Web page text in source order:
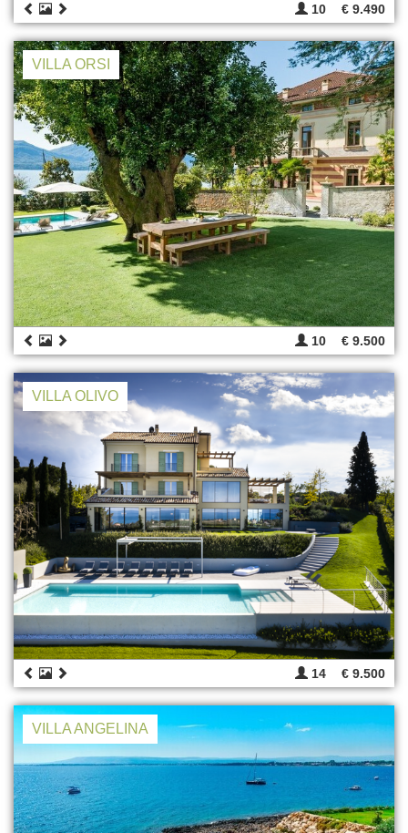
10 € 9.490
VILLA ORSI
10 € 9.500
VILLA OLIVO
14 € 9.500
VILLA ANGELINA